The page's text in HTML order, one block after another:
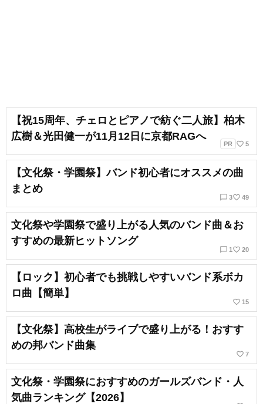
【祝15周年、チェロとピアノで紡ぐ二人旅】柏木
広樹＆光田健一が11月12日に京都RAGへ
PR favorite_border 5
【文化祭・学園祭】バンド初心者にオススメの曲
まとめ
chat_bubble_outline 3favorite_border 49
文化祭や学園祭で盛り上がる人気のバンド曲＆お
すすめの最新ヒットソング
chat_bubble_outline 1 favorite_border 20
【ロック】初心者でも挑戦しやすいバンド系ボカ
ロ曲【簡単】
favorite_border 15
【文化祭】高校生がライブで盛り上がる！おすす
めの邦バンド曲集
favorite_border 7
文化祭・学園祭におすすめのガールズバンド・人
気曲ランキング【2026】